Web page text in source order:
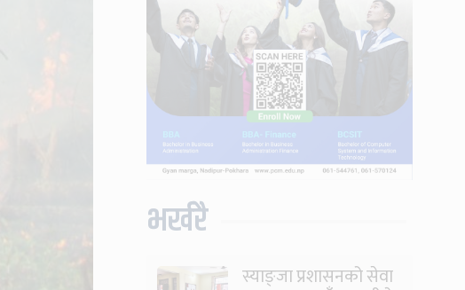
भर्खरै
स्याङ्जा प्रशासनको सेवा